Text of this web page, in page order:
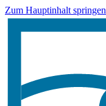
Zum Hauptinhalt springen